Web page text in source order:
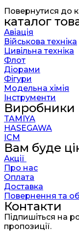
Повернутися до
каталог
Авіація
Військова техніка
Цивільна техніка
Флот
Діорами
Фігури
Модельна хімія
Інструменти
Виробники
TAMIYA
HASEGAWA
ICM
Вам буде
Акції
Про нас
Оплата
Доставка
Повернення та
Контакти
Підпишіться на
пропозиції.